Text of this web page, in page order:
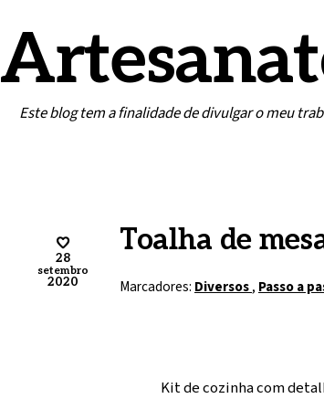
Este blog tem a finalidade de divulgar o meu
Toalha de
Marcadores: Diversos, Passo a
28
setembro
2020
Kit de cozinha com